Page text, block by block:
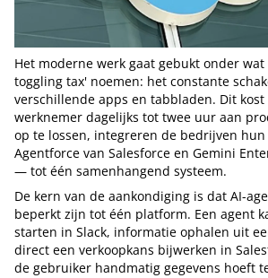
Het moderne werk gaat gebukt onder
toggling tax' noemen: het constante
verschillende apps en tabbladen. Dit
werknemer dagelijks tot twee uur aan
op te lossen, integreren de bedrijven
Agentforce van Salesforce en Gemini
— tot één samenhangend systeem.
De kern van de aankondiging is dat AI-
beperkt zijn tot één platform. Een agent
starten in Slack, informatie ophalen uit
direct een verkoopkans bijwerken in
de gebruiker handmatig gegevens hoeft